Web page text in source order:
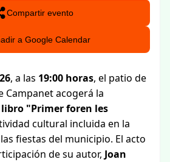
Compartir evento
a Google Calendar
, a las 19:00 horas, el patio de
Campanet acogerá la
"Primer foren les
cultural incluida en la
fiestas del municipio. El acto
de su autor, Joan